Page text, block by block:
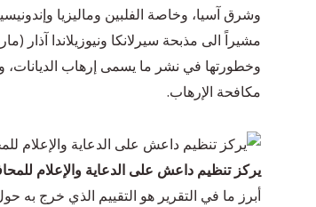
وشرق آسيا، وخاصة الفلبين وماليزيا
وخطورتها في نشر ما يسمى إرهاب الديانات،
مكافحة الإرهاب.
يركز تنظيم داعش على الدعاية والإعلام
أبرز ما في التقرير هو التقييم الذي خرج